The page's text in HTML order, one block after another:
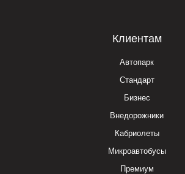
Клиентам
Автопарк
Стандарт
Бизнес
Внедорожники
Кабриолеты
Микроавтобусы
Премиум